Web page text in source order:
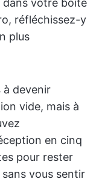
dans votre boîte
réfléchissez-y
plus
à devenir
vide, mais à
en cinq
pour rester
vous sentir